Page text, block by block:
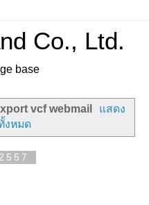
Co., Ltd.
base
vcf webmail
แสดง
งหมด